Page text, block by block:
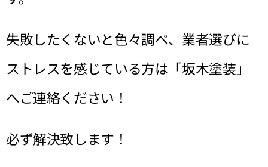
失敗したくないと色々調べ、業者選びに
ストレスを感じている方は「坂木塗装」
へご連絡ください！
必ず解決致します！